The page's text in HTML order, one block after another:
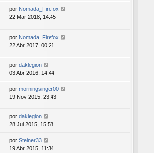
por Nomada_Firefox
22 Mar 2018, 14:45
por Nomada_Firefox
22 Abr 2017, 00:21
por daklegion
03 Abr 2016, 14:44
por morningsinger00
19 Nov 2015, 23:43
por daklegion
28 Jul 2015, 15:58
por Steiner33
19 Abr 2015, 11:34